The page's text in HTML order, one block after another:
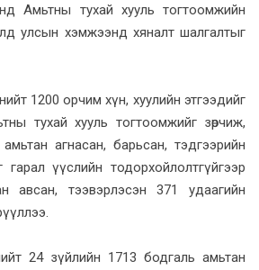
Амьтны тухай хууль тогтоомжийн
улсын хэмжээнд хяналт шалгалтыг
1200 орчим хүн, хуулийн этгээдийг
тухай хууль тогтоомжийг зөрчиж,
амьтан агнасан, барьсан, тэдгээрийн
гарал үүслийн тодорхойлолтгүйгээр
авсан, тээвэрлэсэн 371 удаагийн
24 зүйлийн 1713 бодгаль амьтан